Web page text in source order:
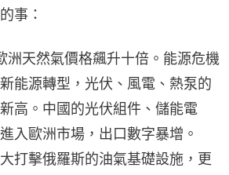
事：
洲天然氣價格飆升十倍。能源危機
能源轉型，光伏、風電、熱泵的
高。中國的光伏組件、儲能電
入歐洲市場，出口數字暴增。
打擊俄羅斯的油氣基礎設施，更